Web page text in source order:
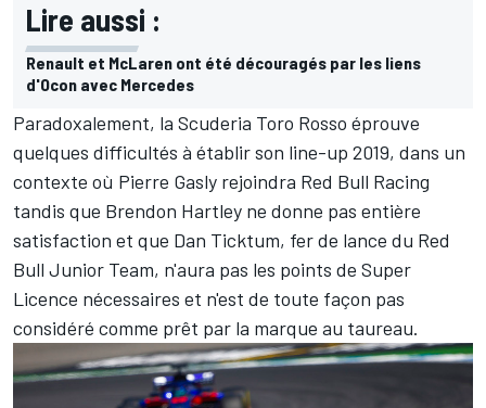
Lire aussi :
Renault et McLaren ont été découragés par les liens
d'Ocon avec Mercedes
Paradoxalement, la Scuderia Toro Rosso éprouve
quelques difficultés à établir son line-up 2019, dans un
contexte où Pierre Gasly rejoindra Red Bull Racing
tandis que Brendon Hartley ne donne pas entière
satisfaction et que Dan Ticktum, fer de lance du Red
Bull Junior Team, n'aura pas les points de Super
Licence nécessaires et n'est de toute façon pas
considéré comme prêt par la marque au taureau.